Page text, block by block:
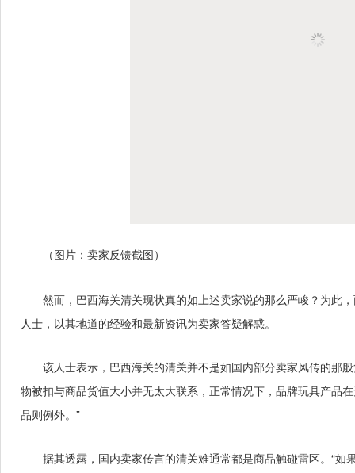
（图片：卖家反馈截图）
然而，巴西海关清关现状真的如上述卖家说的那么严峻？为此
人士，以其地道的经验和最新资讯为卖家答疑解惑。
该人士表示，巴西海关的清关并不是如国内部分卖家风传的那
物被扣与商品货值大小并无太大联系，正常情况下，品牌玩具产品
品则例外。”
据其透露，国内卖家传言的清关难通常都是商品触碰雷区。“